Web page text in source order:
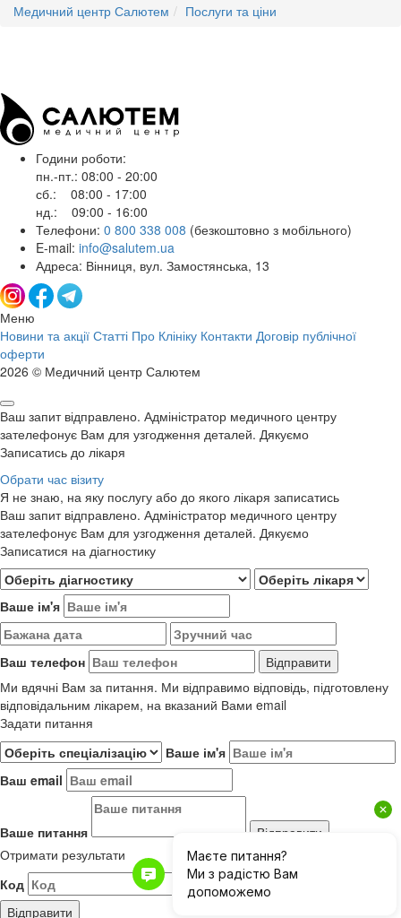
Медичний центр Салютем
Послуги та ціни
Години роботи:
пн.-пт.: 08:00 - 20:00
сб.: 08:00 - 17:00
нд.: 09:00 - 16:00
Телефони: 0 800 338 008 (безкоштовно з мобільного)
E-mail: info@salutem.ua
Адреса: Вінниця, вул. Замостянська, 13
Меню
Новини та акції Статті Про Клініку Контакти Договір публічної
оферти
2026 © Медичний центр Салютем
Ваш запит відправлено. Адміністратор медичного центру
зателефонує Вам для узгодження деталей. Дякуємо
Записатись до лікаря
Обрати час візиту
Я не знаю, на яку послугу або до якого лікаря записатись
Ваш запит відправлено. Адміністратор медичного центру
зателефонує Вам для узгодження деталей. Дякуємо
Записатися на діагностику
Ваше ім'я
Ваш телефон
Ми вдячні Вам за питання. Ми відправимо відповідь, підготовлену
відповідальним лікарем, на вказаний Вами email
Задати питання
Ваше ім'я
Ваш email
Ваше питання
Отримати результати
Код
Результати до 01.06.2019